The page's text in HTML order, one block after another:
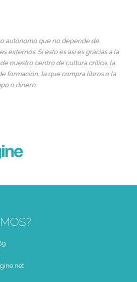
autónomo que no depende de
externos. Si esto es así es gracias a la
nuestro centro de cultura crítica, la
formación, la que compra libros o la
o dinero.